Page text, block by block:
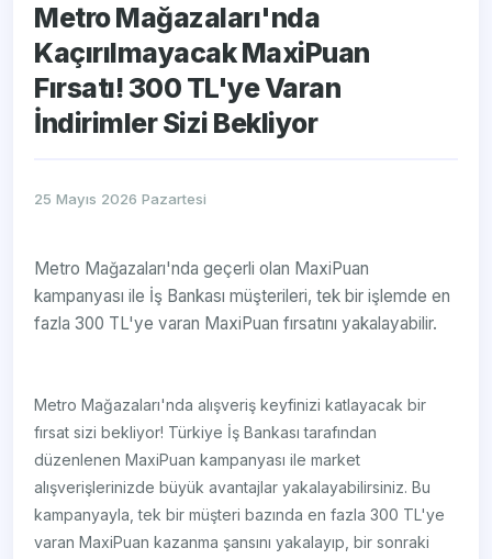
Metro Mağazaları'nda
Kaçırılmayacak MaxiPuan
Fırsatı! 300 TL'ye Varan
İndirimler Sizi Bekliyor
25 Mayıs 2026 Pazartesi
Metro Mağazaları'nda geçerli olan MaxiPuan
kampanyası ile İş Bankası müşterileri, tek bir işlemde en
fazla 300 TL'ye varan MaxiPuan fırsatını yakalayabilir.
Metro Mağazaları'nda alışveriş keyfinizi katlayacak bir
fırsat sizi bekliyor! Türkiye İş Bankası tarafından
düzenlenen MaxiPuan kampanyası ile market
alışverişlerinizde büyük avantajlar yakalayabilirsiniz. Bu
kampanyayla, tek bir müşteri bazında en fazla 300 TL'ye
varan MaxiPuan kazanma şansını yakalayıp, bir sonraki